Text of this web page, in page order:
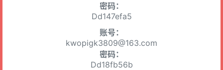
密码：
Dd147efa5
账号：
kwopigk3809@163.com
密码：
Dd18fb56b